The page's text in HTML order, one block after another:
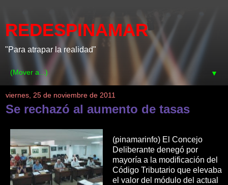
REDESPINAMAR
"Para atrapar la realidad"
▼
viernes, 25 de noviembre de 2011
Se rechazó al aumento de tasas
(pinamarinfo) El Concejo
Deliberante denegó por
mayoría a la modificación del
Código Tributario que elevaba
el valor del módulo del actual